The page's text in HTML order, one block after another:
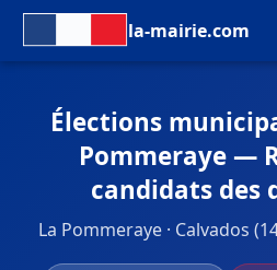
la-mairie.com
Élections
Pommeraye —
candidats des
La Pommeraye · Calvados